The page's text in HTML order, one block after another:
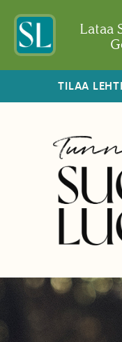
Lataa
TILAA LEHTI